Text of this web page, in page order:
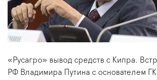
«Русагро» вывод средств с Кипра.
РФ Владимира Путина с основателем